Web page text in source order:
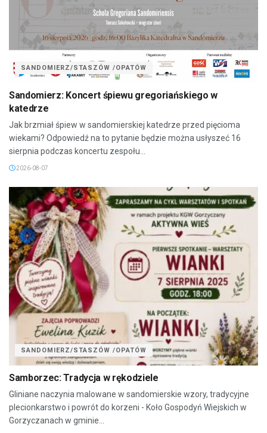
SANDOMIERZ/STASZÓW /OPATÓW
Sandomierz: Koncert śpiewu gregoriańskiego w
katedrze
Jak brzmiał śpiew w sandomierskiej katedrze przed pięcioma
wiekami? Odpowiedź na to pytanie będzie można usłyszeć 16
sierpnia podczas koncertu zespołu...
2026-08-07
SANDOMIERZ/STASZÓW /OPATÓW
Samborzec: Tradycja w rękodziele
Gliniane naczynia malowane w sandomierskie wzory, tradycyjne
plecionkarstwo i powrót do korzeni - Koło Gospodyń Wiejskich w
Gorzyczanach w gminie...